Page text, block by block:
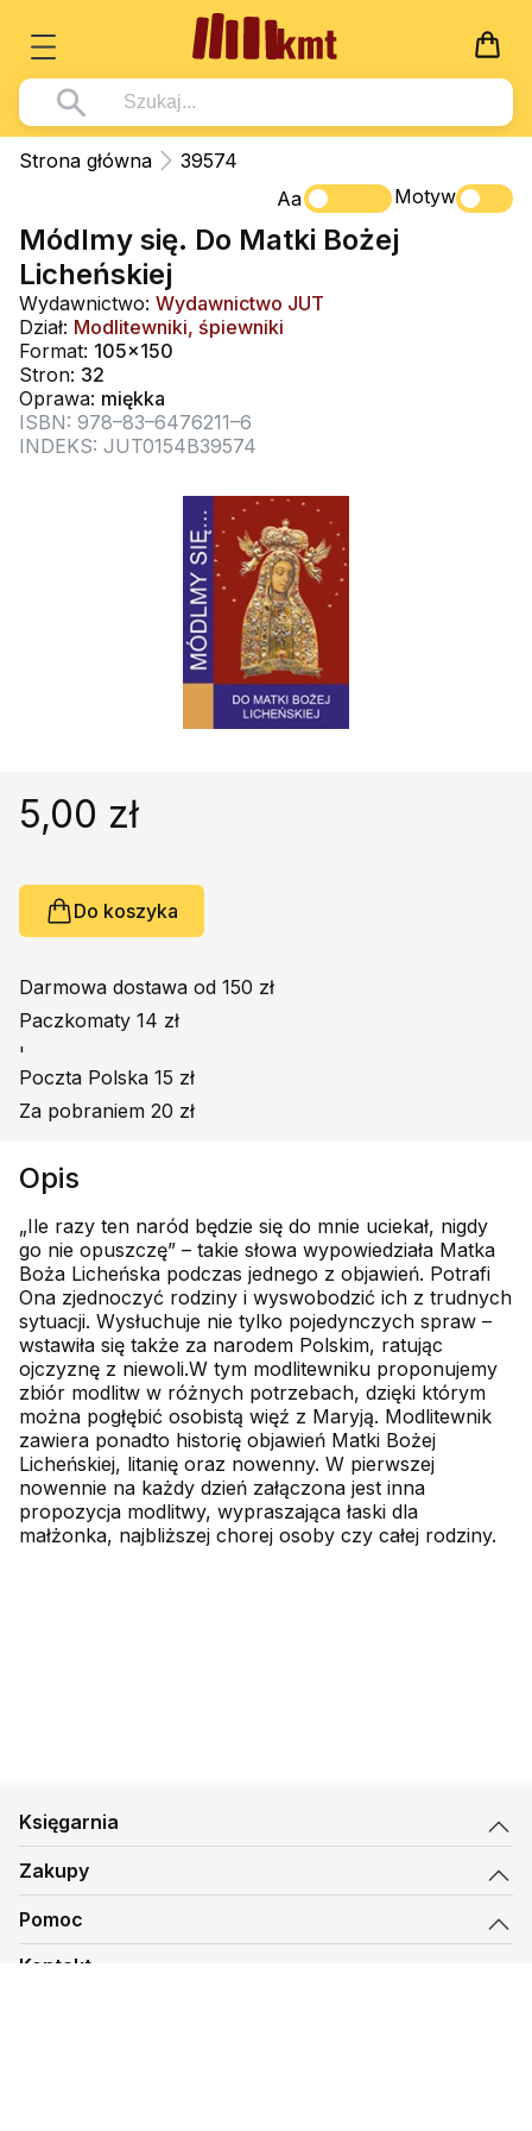
Książki
Wszystko z kategorii - Książki
Pismo Święte
Kościół Katolicki
Duszpasterstwo
Teologia
Życie chrześcijańskie
Duchowość
Książki obcojęzyczne
Poradniki, leksykony...
Podręczniki szkolne
Promocja
Wszystko z kategorii - Multimedia
DVD
CD-ROM
Muzyka
Rekolekcje i inne na CD
Śpiew i modlitwa
Muzyka klasyczna
Dla Dzieci
Wszystko z kategorii - Dla Dzieci
Literatura (D)
Płyty, DVD (D)
Podręczniki i pomoce dydaktyczne
Podręczniki
Wszystko z kategorii - Podręczniki
Podręczniki i pomoce dydaktyczne
Zabawa i Nauka
Nowości
Zaloguj się
Strona główna
39574
Aa
Motyw
Módlmy się. Do Matki Bożej
Licheńskiej
Wydawnictwo: Wydawnictwo JUT
Dział: Modlitewniki, śpiewniki
Format: 105x150
Stron: 32
Oprawa: miękka
ISBN: 978–83–6476211–6
INDEKS: JUT0154B39574
5,00 zł
Do koszyka
Darmowa dostawa od 150 zł
Paczkomaty 14 zł
'
Poczta Polska 15 zł
Za pobraniem 20 zł
Opis
„Ile razy ten naród będzie się do mnie uciekał, nigdy
go nie opuszczę” – takie słowa wypowiedziała Matka
Boża Licheńska podczas jednego z objawień. Potrafi
Ona zjednoczyć rodziny i wyswobodzić ich z trudnych
sytuacji. Wysłuchuje nie tylko pojedynczych spraw –
wstawiła się także za narodem Polskim, ratując
ojczyznę z niewoli.W tym modlitewniku proponujemy
zbiór modlitw w różnych potrzebach, dzięki którym
można pogłębić osobistą więź z Maryją. Modlitewnik
zawiera ponadto historię objawień Matki Bożej
Licheńskiej, litanię oraz nowenny. W pierwszej
nowennie na każdy dzień załączona jest inna
propozycja modlitwy, wypraszająca łaski dla
małżonka, najbliższej chorej osoby czy całej rodziny.
Księgarnia
Zakupy
Pomoc
Kontakt